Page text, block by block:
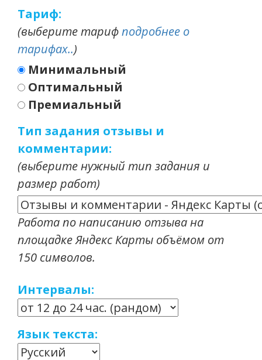
Тариф:
(выберите тарифподробнее о
тарифах..)
Минимальный
Оптимальный
Премиальный
Тип задания отзывы и
комментарии:
(выберите нужный тип задания и
размер работ)
Работа по написанию отзыва на
площадке Яндекс Карты объёмом от
150 символов.
Интервалы:
Язык текста: